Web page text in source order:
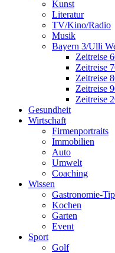
Kunst
Literatur
TV/Kino/Radio
Musik
Bayern 3/Ulli
Zeitreise
Zeitreise
Zeitreise
Zeitreise
Zeitreise
Gesundheit
Wirtschaft
Firmenportraits
Immobilien
Auto
Umwelt
Coaching
Wissen
Gastronomie-
Kochen
Garten
Event
Sport
Golf